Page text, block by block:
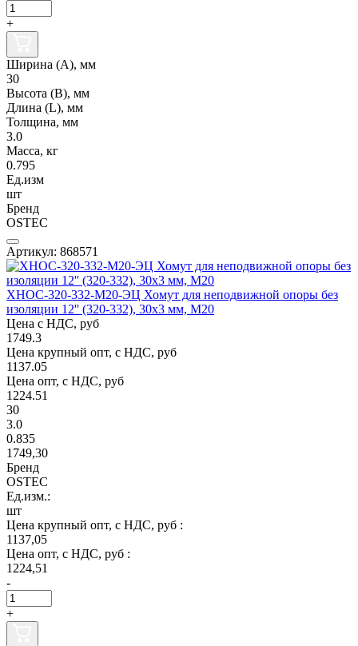
+
Ширина (А), мм
30
Высота (В), мм
Длина (L), мм
Толщина, мм
3.0
Масса, кг
0.795
Ед.изм
шт
Бренд
OSTEC
Артикул: 868571
ХНОС-320-332-М20-ЭЦ Хомут для неподвижной опоры без
изоляции 12'' (320-332), 30х3 мм, М20
Цена с НДС, руб
1749.3
Цена крупный опт, с НДС, руб
1137.05
Цена опт, с НДС, руб
1224.51
30
3.0
0.835
1749,30
Бренд
OSTEC
Ед.изм.:
шт
Цена крупный опт, с НДС, руб :
1137,05
Цена опт, с НДС, руб :
1224,51
-
+